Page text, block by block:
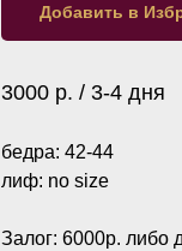
Добавить в
3000 р. / 3-4 дня
бедра: 42-44
лиф: no size
Залог: 6000р. либо